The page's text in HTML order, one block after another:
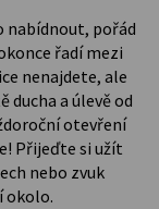
nabídnout, pořád
řadí mezi
nenajdete, ale
ducha a úlevě od
otevření
Přijeďte si užít
nebo zvuk
okolo.